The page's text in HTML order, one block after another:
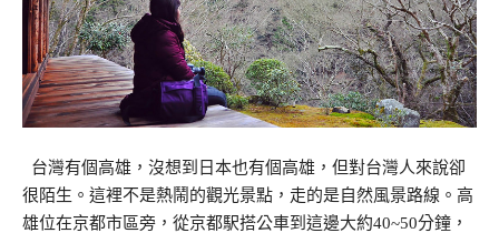
台灣有個高雄，沒想到日本也有個高雄，但對台灣人來說卻
很陌生。這裡不是熱鬧的觀光景點，走的是自然風景路線。高
雄位在京都市區旁，從京都駅搭公車到這邊大約40~50分鐘，